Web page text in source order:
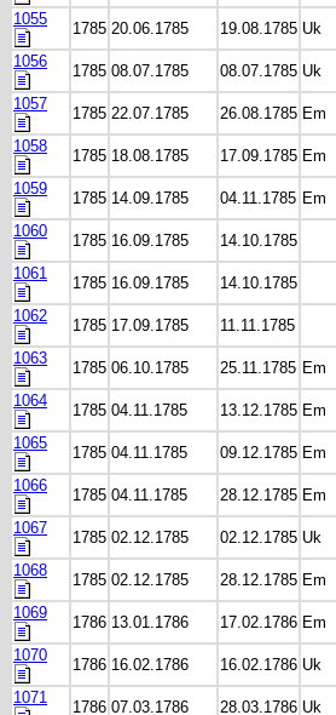
1055
1785 20.06.1785 19.08.1785 Uk
1056
1785 08.07.1785 08.07.1785 Uk
1057
1785 22.07.1785 26.08.1785 Em
1058
1785 18.08.1785 17.09.1785 Em
1059
1785 14.09.1785 04.11.1785 Em
1060
1785 16.09.1785 14.10.1785
1061
1785 16.09.1785 14.10.1785
1062
1785 17.09.1785 11.11.1785
1063
1785 06.10.1785 25.11.1785 Em
1064
1785 04.11.1785 13.12.1785 Em
1065
1785 04.11.1785 09.12.1785 Em
1066
1785 04.11.1785 28.12.1785 Em
1067
1785 02.12.1785 02.12.1785 Uk
1068
1785 02.12.1785 28.12.1785 Em
1069
1786 13.01.1786 17.02.1786 Em
1070
1786 16.02.1786 16.02.1786 Uk
1071
1786 07.03.1786 28.03.1786 Uk